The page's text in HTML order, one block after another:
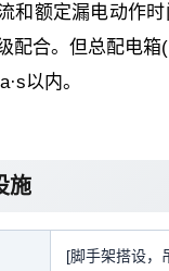
和额定漏电动作
配合。但总配电
以内。
施
[脚手架搭设，